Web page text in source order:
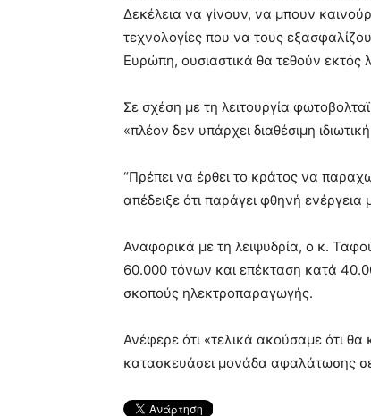
Δεκέλεια να γίνουν, να μπουν
τεχνολογίες που να τους
Ευρώπη, ουσιαστικά θα τεθούν εκτός
Σε σχέση με τη λειτουργία
«πλέον δεν υπάρχει διαθέσιμη
“Πρέπει να έρθει το κράτος να
απέδειξε ότι παράγει φθηνή
Αναφορικά με τη λειψυδρία, ο κ.
60.000 τόνων και επέκταση κατά
σκοπούς ηλεκτροπαραγωγής.
Ανέφερε ότι «τελικά ακούσαμε ότι
κατασκευάσει μονάδα αφαλάτωσης